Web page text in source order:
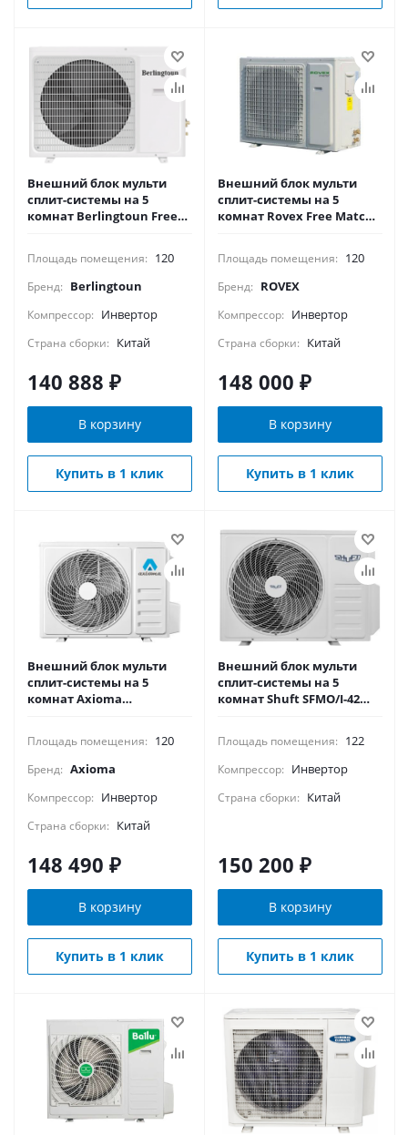
Внешний блок мульти
сплит-системы на 5
комнат Berlingtoun Free
Площадь помещения: 120
Бренд: Berlingtoun
Компрессор: Инвертор
Страна сборки: Китай
140 888 ₽
В корзину
Купить в 1 клик
Внешний блок мульти
сплит-системы на 5
комнат Rovex Free Match
Площадь помещения: 120
Бренд: ROVEX
Компрессор: Инвертор
Страна сборки: Китай
148 000 ₽
В корзину
Купить в 1 клик
Внешний блок мульти
сплит-системы на 5
комнат Axioma
Площадь помещения: 120
Бренд: Axioma
Компрессор: Инвертор
Страна сборки: Китай
148 490 ₽
В корзину
Купить в 1 клик
Внешний блок мульти
сплит-системы на 5
комнат Shuft SFMO/I-42
Площадь помещения: 122
Компрессор: Инвертор
Страна сборки: Китай
150 200 ₽
В корзину
Купить в 1 клик